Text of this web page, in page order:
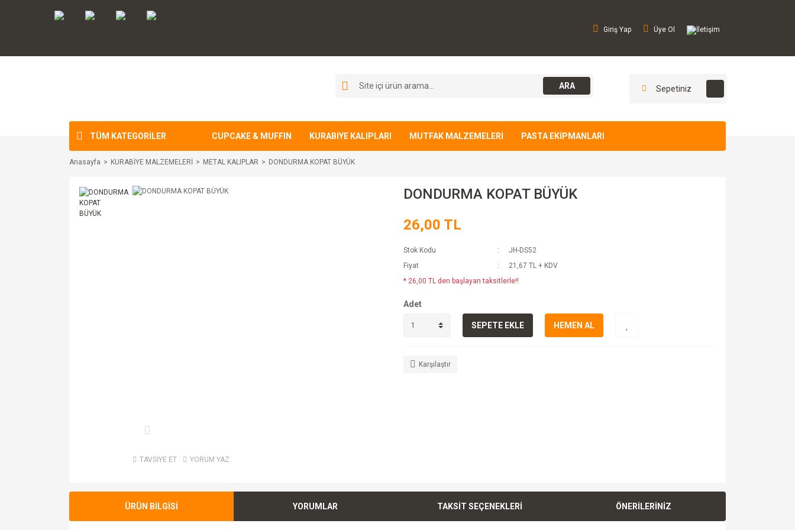
Giriş Yap Üye Ol İletişim
ARA Sepetiniz
TÜM KATEGORİLER CUPCAKE & MUFFIN KURABİYE KALIPLARI MUTFAK MALZEMELERİ PASTA EKİPMANLARI
Anasayfa KURABİYE MALZEMELERİ METAL KALIPLAR DONDURMA KOPAT BÜYÜK
TAVSİYE ET YORUM YAZ
DONDURMA KOPAT BÜYÜK
26,00 TL
Stok Kodu
JH-DS52
Fiyat
21,67 TL + KDV
* 26,00 TL den başlayan taksitlerle!!
Adet
SEPETE EKLE HEMEN AL
Karşılaştır
ÜRÜN BİLGİSİ YORUMLAR TAKSİT SEÇENEKLERİ ÖNERİLERİNİZ